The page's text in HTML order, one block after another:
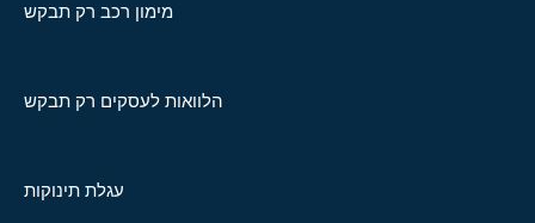
מימון רכב רק תבקש
הלוואות לעסקים רק תבקש
עגלת תינוקות